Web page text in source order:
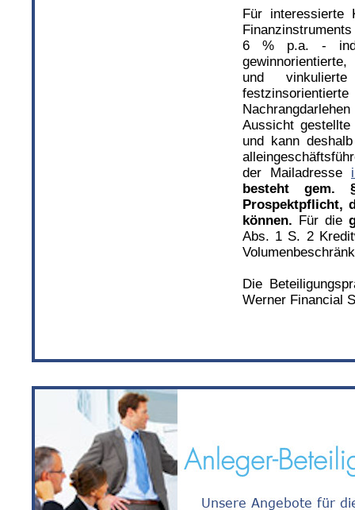
Für interessierte
6 % p.a. -
und
Aussicht
und kann
der Mailadresse
besteht gem.
Prospektpflicht,
können. Für die
Abs. 1 S. 2
Die
Werner Financial